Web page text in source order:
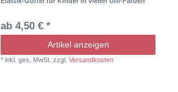
ab 4,50 € *
Artikel anzeigen
*inkl. ges. MwSt. zzgl.Versandkosten